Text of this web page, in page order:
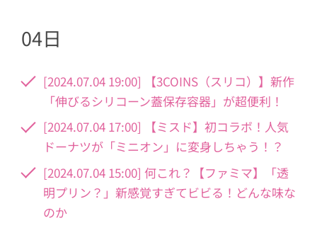
04日
[2024.07.04 19:00] 【3COINS（スリコ）】新作
「伸びるシリコーン蓋保存容器」が超便利！
[2024.07.04 17:00] 【ミスド】初コラボ！人気
ドーナツが「ミニオン」に変身しちゃう！？
[2024.07.04 15:00] 何これ？【ファミマ】「透
明プリン？」新感覚すぎてビビる！どんな味な
のか